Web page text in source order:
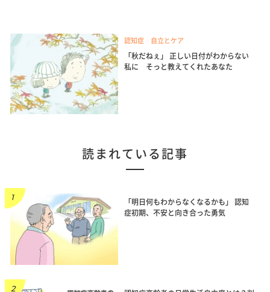
認知症 自立とケア
「秋だねぇ」 正しい日付がわからない
私に そっと教えてくれたあなた
読まれている記事
「明日何もわからなくなるかも」 認知
症初期、不安と向き合った勇気